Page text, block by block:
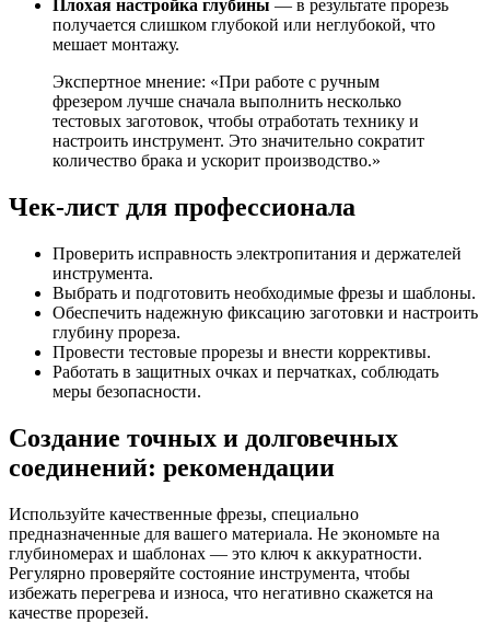
Плохая настройка глубины — в результате прорезь
получается слишком глубокой или неглубокой, что
мешает монтажу.
Экспертное мнение: «При работе с ручным
фрезером лучше сначала выполнить несколько
тестовых заготовок, чтобы отработать технику и
настроить инструмент. Это значительно сократит
количество брака и ускорит производство.»
Чек-лист для профессионала
Проверить исправность электропитания и держателей
инструмента.
Выбрать и подготовить необходимые фрезы и шаблоны.
Обеспечить надежную фиксацию заготовки и настроить
глубину прореза.
Провести тестовые прорезы и внести коррективы.
Работать в защитных очках и перчатках, соблюдать
меры безопасности.
Создание точных и долговечных
соединений: рекомендации
Используйте качественные фрезы, специально
предназначенные для вашего материала. Не экономьте на
глубиномерах и шаблонах — это ключ к аккуратности.
Регулярно проверяйте состояние инструмента, чтобы
избежать перегрева и износа, что негативно скажется на
качестве прорезей.